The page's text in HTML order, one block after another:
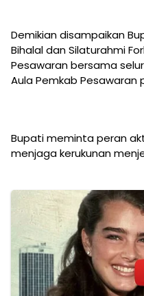
Demikian disampaikan
Bihalal dan Silaturahmi
Pesawaran bersama
Aula Pemkab Pesawaran
Bupati meminta peran
menjaga kerukunan